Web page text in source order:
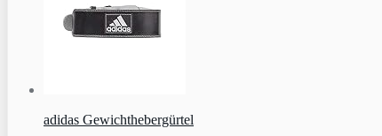
adidas Gewichthebergürtel